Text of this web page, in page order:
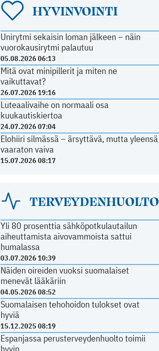
HYVINVOINTI
Unirytmi sekaisin loman jälkeen – näin
vuorokausirytmi palautuu
05.08.2026 06:13
Mitä ovat minipillerit ja miten ne
vaikuttavat?
26.07.2026 19:16
Luteaalivaihe on normaali osa
kuukautiskiertoa
24.07.2026 07:04
Elohiiri silmässä – ärsyttävä, mutta yleensä
vaaraton vaiva
15.07.2026 08:17
TERVEYDENHUOLTO
Yli 80 prosenttia sähköpotkulautailun
aiheuttamista aivovammoista sattui
humalassa
03.07.2026 10:39
Näiden oireiden vuoksi suomalaiset
menevät lääkäriin
04.05.2026 08:52
Suomalaisen tehohoidon tulokset ovat
hyviä
15.12.2025 08:19
Espanjassa perusterveydenhuolto toimii